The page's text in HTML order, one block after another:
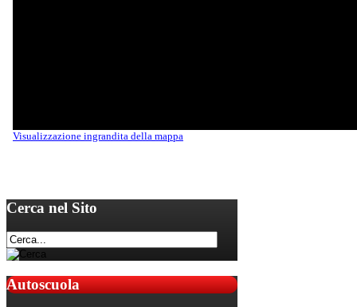
Visualizzazione ingrandita della mappa
Cerca nel Sito
Autoscuola